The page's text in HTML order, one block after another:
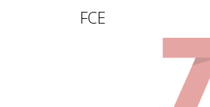
FCE